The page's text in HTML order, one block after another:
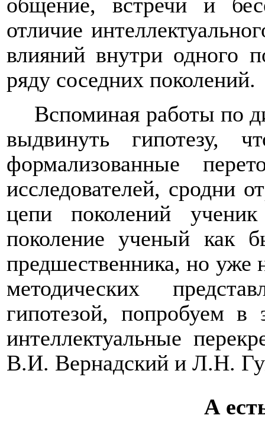
общение, встречи и
отличие
влияний внутри одного
ряду соседних поколений.
Вспоминая работы по
выдвинуть гипотезу,
формализованные
исследователей, сродни
цепи поколений
поколение ученый как
предшественника, но уже
методических
гипотезой, попробуем в
интеллектуальные
В.И. Вернадский и Л.Н.
А